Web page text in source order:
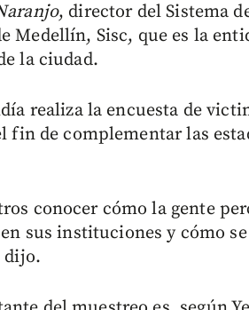
, director del Sistema
Medellín, Sisc, que es la
la ciudad.
realiza la encuesta de
fin de complementar las
conocer cómo la gente
sus instituciones y cómo
dijo.